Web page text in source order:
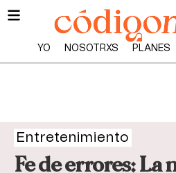
YO NOSOTRXS PLANES
Entretenimiento
Fe de errores: La